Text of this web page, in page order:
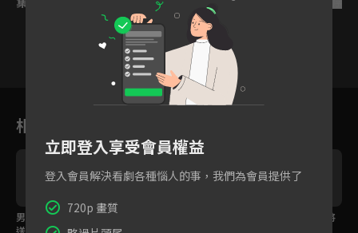
2 3 4
相關花絮
男友見女孩累了，暖心
送茶加揉肩
打火英雄再次出現！將
立即登入享受會員權益
登入會員解決看劇各種惱人的事，我們為會員提供了
720p 畫質